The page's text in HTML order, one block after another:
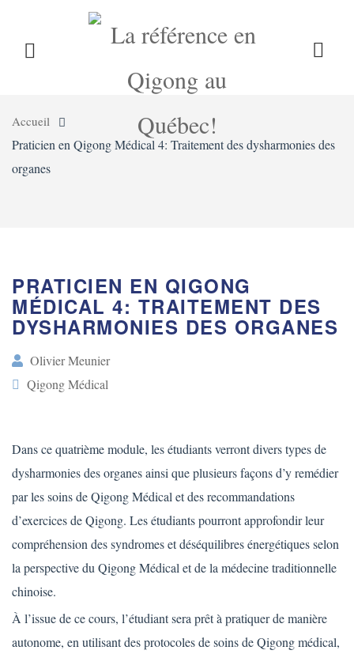
LE QIGONG L’INSTITUT COURS
CALENDRIER BLOG BOUTIQUE
DÉTAILS
Accueil
Praticien en Qigong Médical 4: Traitement des dysharmonies des
organes
PRATICIEN EN QIGONG
MÉDICAL 4: TRAITEMENT DES
DYSHARMONIES DES ORGANES
Olivier Meunier
Qigong Médical
Dans ce quatrième module, les étudiants verront divers types de
dysharmonies des organes ainsi que plusieurs façons d’y remédier
par les soins de Qigong Médical et des recommandations
d’exercices de Qigong. Les étudiants pourront approfondir leur
compréhension des syndromes et déséquilibres énergétiques selon
la perspective du Qigong Médical et de la médecine traditionnelle
chinoise.
À l’issue de ce cours, l’étudiant sera prêt à pratiquer de manière
autonome, en utilisant des protocoles de soins de Qigong médical,